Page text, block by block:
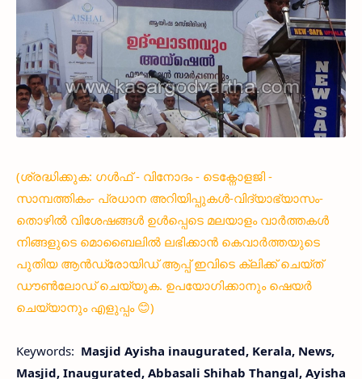
(ശ്രദ്ധിക്കുക: ഗൾഫ് - വിനോദം - ടെക്നോളജി -
സാമ്പത്തികം- പ്രധാന അറിയിപ്പുകൾ-വിദ്യാഭ്യാസം-
തൊഴിൽ വിശേഷങ്ങൾ ഉൾപ്പെടെ മലയാളം വാർത്തകൾ
നിങ്ങളുടെ മൊബൈലിൽ ലഭിക്കാൻ കെവാർത്തയുടെ
പുതിയ ആൻഡ്രോയിഡ് ആപ്പ് ഇവിടെ ക്ലിക്ക് ചെയ്ത്
ഡൗൺലോഡ് ചെയ്യുക. ഉപയോഗിക്കാനും ഷെയർ
ചെയ്യാനും എളുപ്പം 😊)
Keywords: Masjid Ayisha inaugurated, Kerala, News,
Masjid, Inaugurated, Abbasali Shihab Thangal, Ayisha